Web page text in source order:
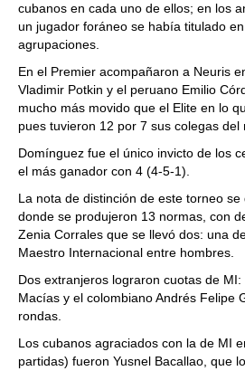
cubanos en cada uno de ellos; en los
un jugador foráneo se había titulado
agrupaciones.
En el Premier acompañaron a Neuris
Vladimir Potkin y el peruano Emilio
mucho más movido que el Elite en lo
pues tuvieron 12 por 7 sus colegas del
Domínguez fue el único invicto de los
el más ganador con 4 (4-5-1).
La nota de distinción de este torneo
donde se produjeron 13 normas, con
Zenia Corrales que se llevó dos: una
Maestro Internacional entre hombres.
Dos extranjeros lograron cuotas de
Macías y el colombiano Andrés Felipe
rondas.
Los cubanos agraciados con la de MI
partidas) fueron Yusnel Bacallao, que